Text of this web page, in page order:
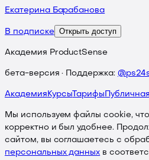
Екатерина Барабанова
В подписке Открыть доступ
Академия ProductSense
бета-версия · Поддержка:
Академия КурсыТарифы
Мы используем файлы cookie,
корректно и был удобнее.
сайтом, вы соглашаетесь с
персональных данных в